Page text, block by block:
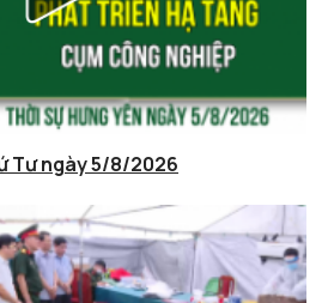
Tư ngày 5/8/2026